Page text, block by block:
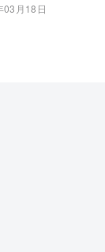
03月18日